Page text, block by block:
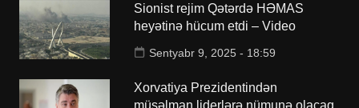
Sionist rejim Qətərdə HƏMAS
heyətinə hücum etdi – Video
Sentyabr 9, 2025 - 18:59
Xorvatiya Prezidentindən
müsəlman liderlərə nümunə olacaq